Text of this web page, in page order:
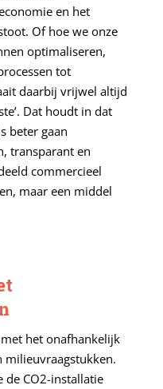
en het
Of hoe we onze
optimaliseren,
tot
daarbij vrijwel altijd
Dat houdt in dat
beter gaan
transparant en
commercieel
maar een middel
het onafhankelijk
milieuvraagstukken.
de CO2-installatie